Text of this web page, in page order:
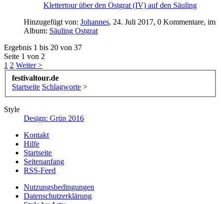
Klettertour über den Ostgrat (IV) auf den Säuling
Hinzugefügt von: Johannes, 24. Juli 2017, 0 Kommentare, im
Album: Säuling Ostgrat
Ergebnis 1 bis 20 von 37
Seite 1 von 2
1 2 Weiter >
festivaltour.de
Startseite Schlagworte >
Style
Design: Grün 2016
Kontakt
Hilfe
Startseite
Seitenanfang
RSS-Feed
Nutzungsbedingungen
Datenschutzerklärung